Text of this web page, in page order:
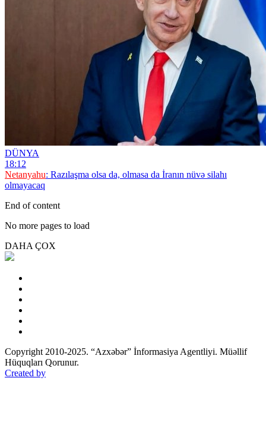
DÜNYA
18:12
Netanyahu: Razılaşma olsa da, olmasa da İranın nüvə silahı
olmayacaq
End of content
No more pages to load
DAHA ÇOX
Copyright 2010-2025. “Azxəbər” İnformasiya Agentliyi. Müəllif
Hüquqları Qorunur.
Created by